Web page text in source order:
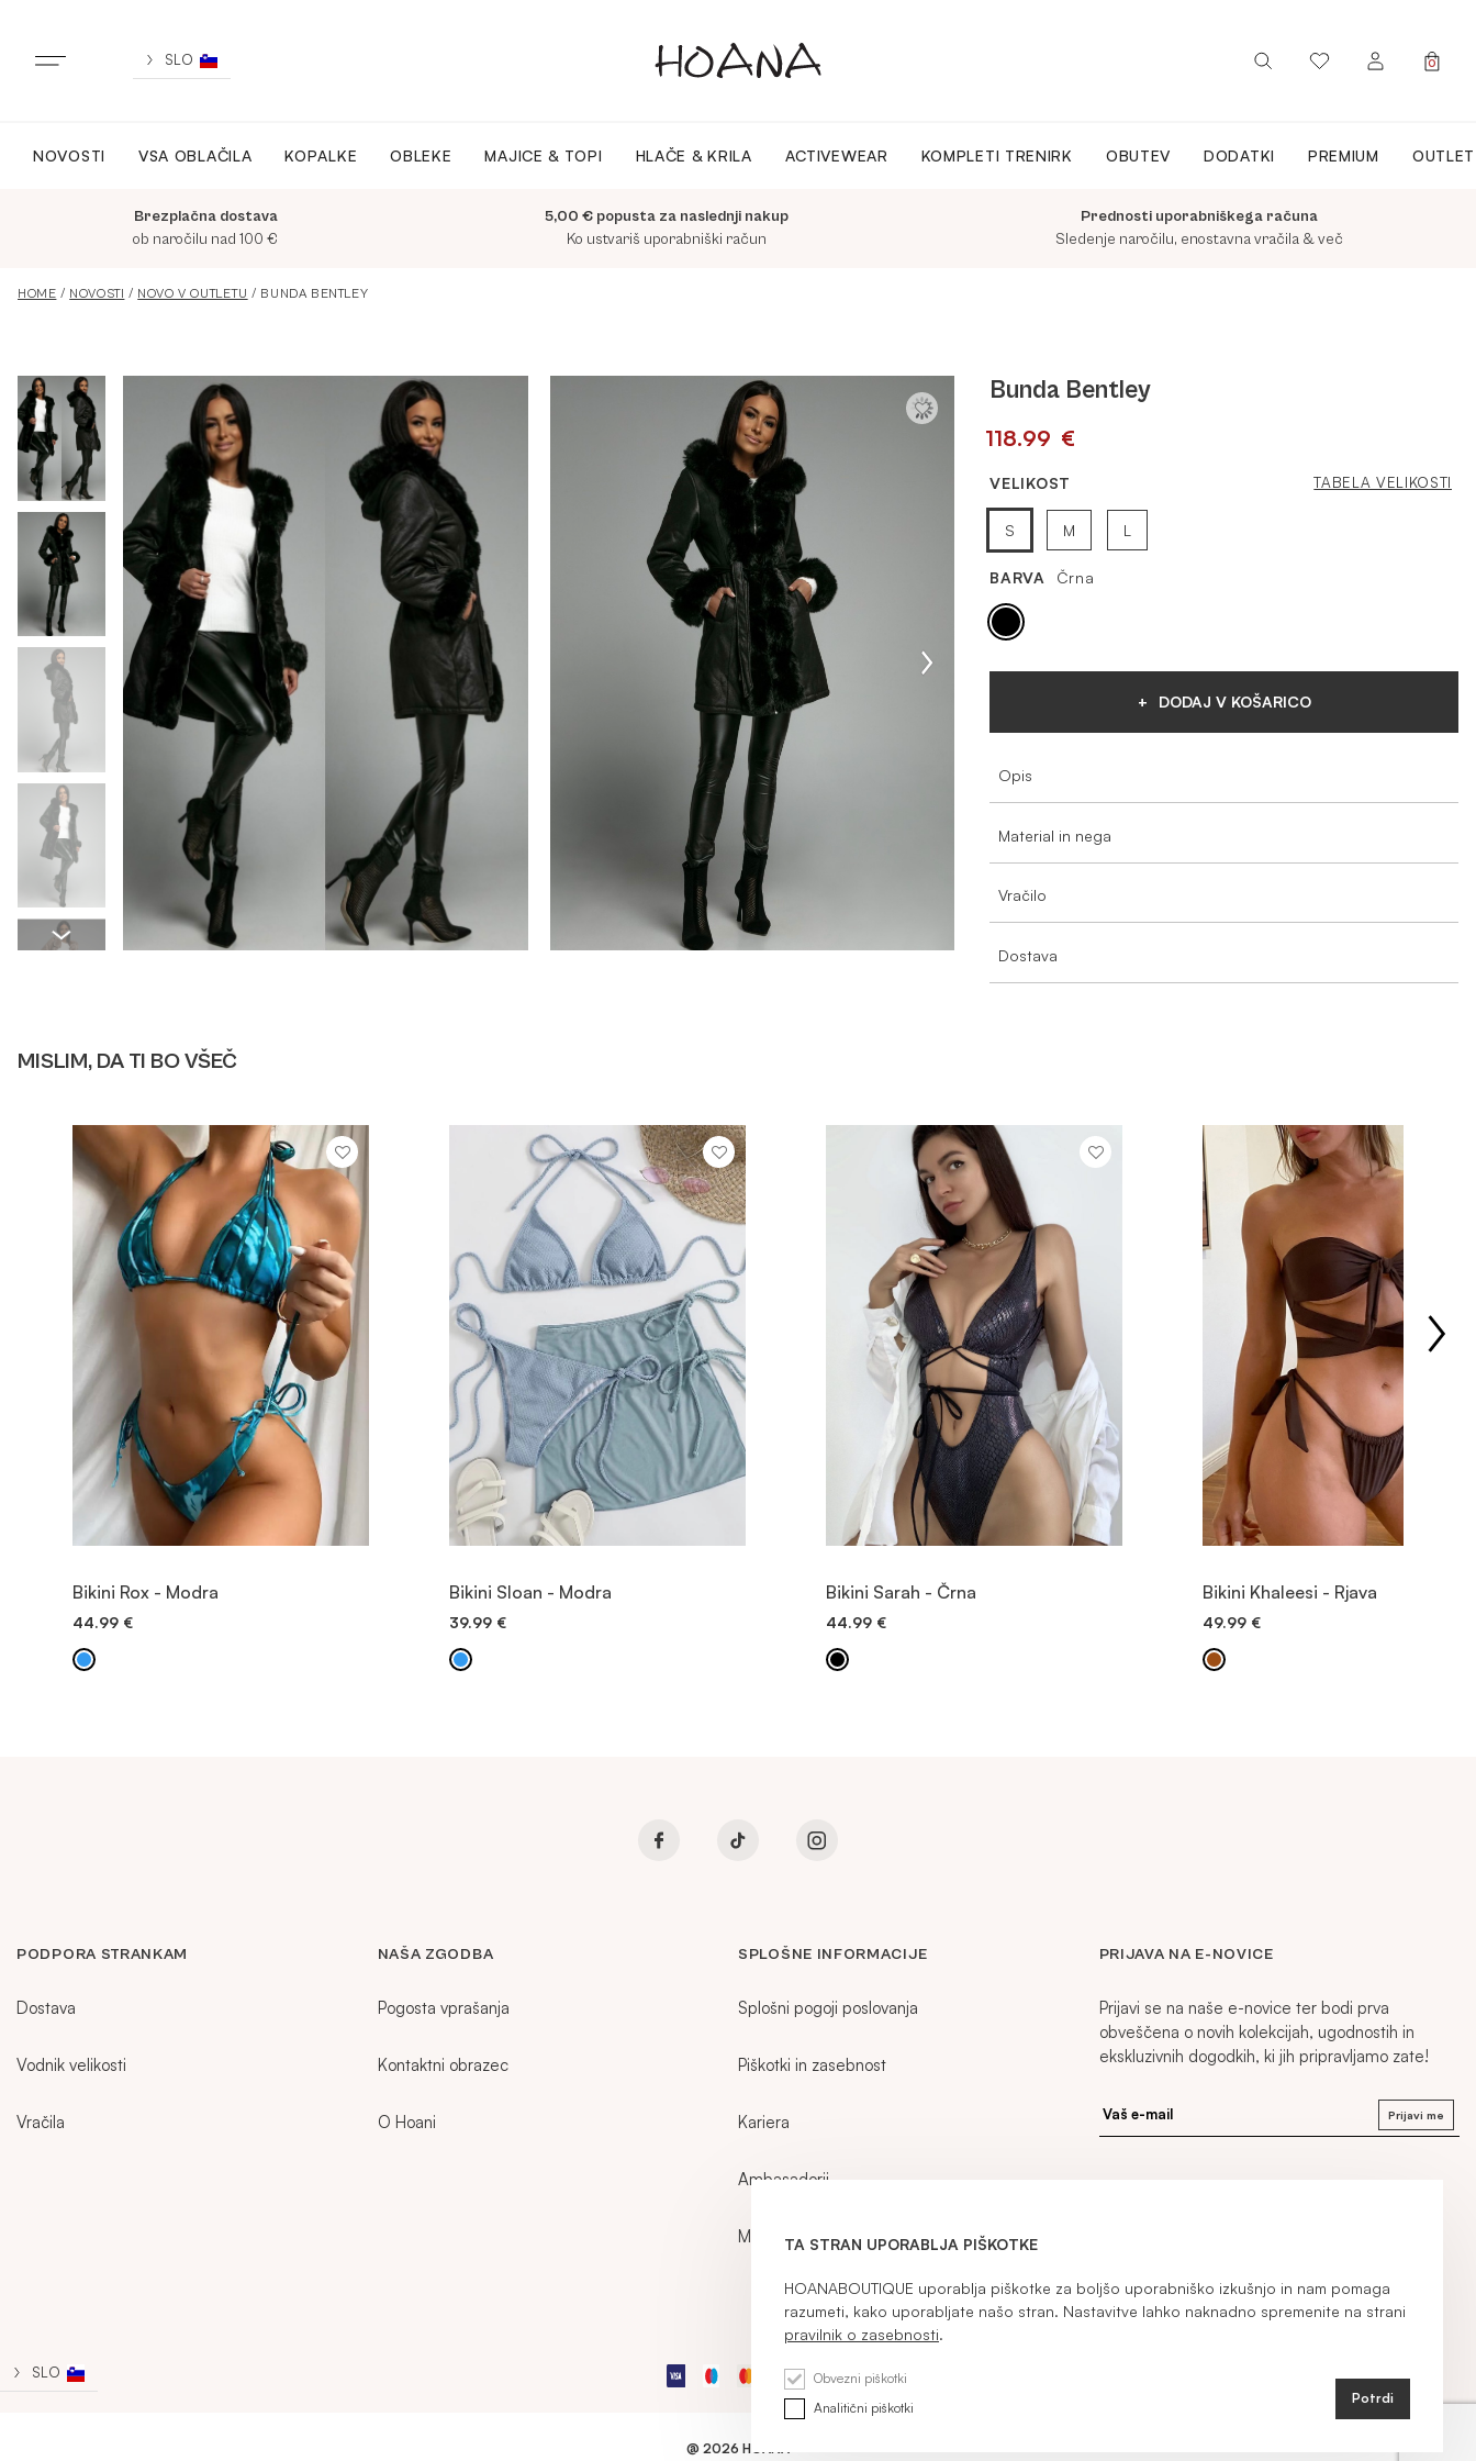
content
SLO
PRIJAVA / REGISTRACIJA
0
NOVOSTI VSA OBLAČILA KOPALKE OBLEKE MAJICE & TOPI HLAČE & KRILA ACTIVEWEAR KOMPLETI TRENIRK OBUTEV DODATKI PREMIUM OUTLET
Brezplačna dostava
ob naročilu nad 100 €
5,00 € popusta za naslednji nakup
Ko ustvariš uporabniški račun
Prednosti uporabniškega računa
Sledenje naročilu, enostavna vračila & več
NOVO
VSA OBLAČILA
KOPALKE
ACTIVEWEAR
MAJICE & TOPI
KOMPLETI TRENIRK
OBUTEV
DODATKI
OUTLET
VEČ INFORMACIJ
IZBRAN JEZIK:
HOME / NOVOSTI / NOVO V OUTLETU / BUNDA BENTLEY
Bunda Bentley
118.99 €
VELIKOST TABELA VELIKOSTI
S M L
BARVA Črna
DODAJ V KOŠARICO
Opis
Material in nega
Vračilo
Dostava
MISLIM, DA TI BO VŠEČ
OGLED
Bikini Rox - Modra
44.99 €
OGLED
Bikini Sloan - Modra
39.99 €
Bikini Sarah - Črna
44.99 €
OGLED
Bikini Khaleesi - Rjava
49.99 €
PODPORA STRANKAM
Dostava
Vodnik velikosti
Vračila
NAŠA ZGODBA
Pogosta vprašanja
Kontaktni obrazec
O Hoani
SPLOŠNE INFORMACIJE
Splošni pogoji poslovanja
Piškotki in zasebnost
Kariera
Ambasadorji
Moj račun
PRIJAVA NA E-NOVICE
Prijavi se na naše e-novice ter bodi prva
obveščena o novih kolekcijah, ugodnostih in
ekskluzivnih dogodkih, ki jih pripravljamo zate!
Prijavi me
SLO
@ 2026 HOANA
TA STRAN UPORABLJA PIŠKOTKE
HOANABOUTIQUE uporablja piškotke za boljšo uporabniško izkušnjo in nam pomaga
razumeti, kako uporabljate našo stran. Nastavitve lahko naknadno spremenite na strani
pravilnik o zasebnosti.
Obvezni piškotki
Analitični piškotki
Potrdi